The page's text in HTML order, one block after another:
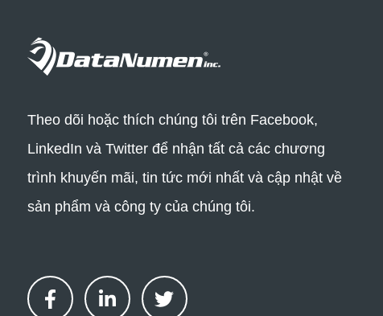
Theo dõi hoặc thích chúng tôi trên Facebook,
LinkedIn và Twitter để nhận tất cả các chương
trình khuyến mãi, tin tức mới nhất và cập nhật về
sản phẩm và công ty của chúng tôi.